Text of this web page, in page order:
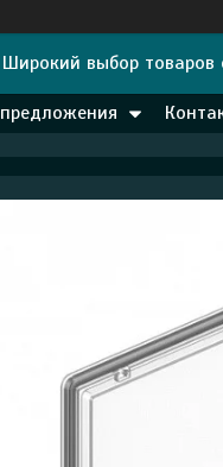
Широкий выбор